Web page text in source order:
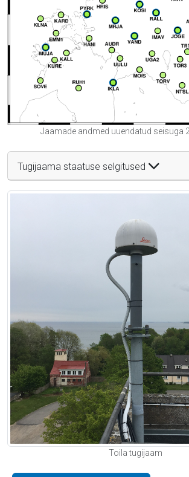
Jaamade andmed uuendatud seisuga
Tugijaama staatuse selgitused
Toila tugijaam